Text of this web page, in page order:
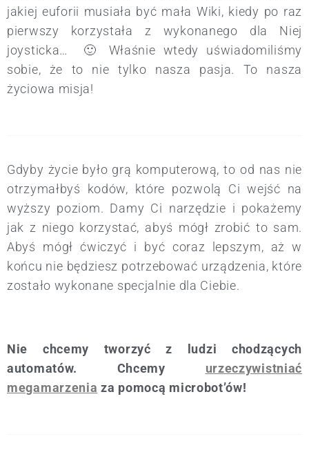
jakiej euforii musiała być mała Wiki, kiedy po raz
pierwszy korzystała z wykonanego dla Niej
joysticka… 🙂 Właśnie wtedy uświadomiliśmy
sobie, że to nie tylko nasza pasja. To nasza
życiowa misja!
Gdyby życie było grą komputerową, to od nas nie
otrzymałbyś kodów, które pozwolą Ci wejść na
wyższy poziom. Damy Ci narzędzie i pokażemy
jak z niego korzystać, abyś mógł zrobić to sam.
Abyś mógł ćwiczyć i być coraz lepszym, aż w
końcu nie będziesz potrzebować urządzenia, które
zostało wykonane specjalnie dla Ciebie.
Nie chcemy tworzyć z ludzi chodzących
automatów. Chcemy urzeczywistniać
megamarzenia za pomocą microbot’ów!